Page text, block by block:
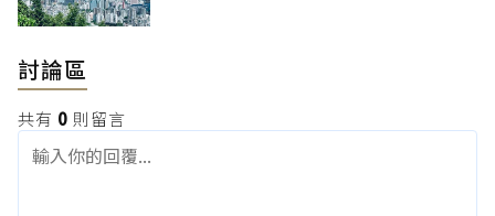
討論區
共有 0 則留言